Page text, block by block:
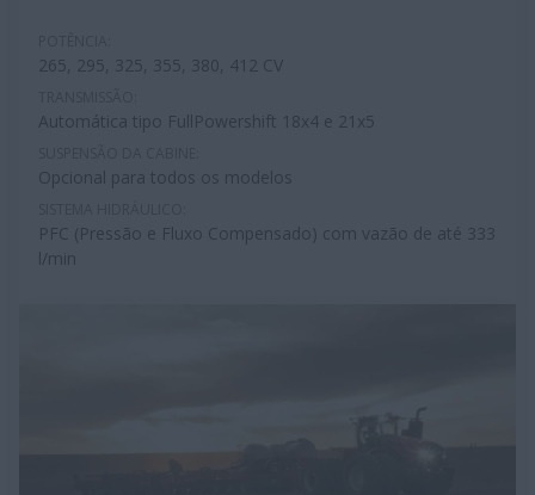
265, 295, 325, 355, 380, 412 CV
Automática tipo FullPowershift 18x4 e 21x5
Opcional para todos os modelos
PFC (Pressão e Fluxo Compensado) com vazão de até 333
l/min